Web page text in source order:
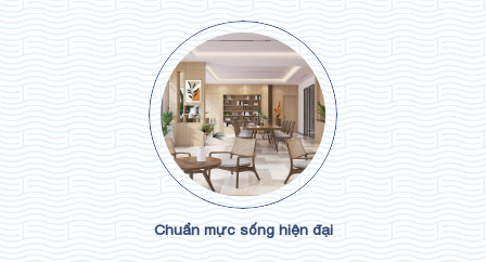
Chuẩn mực sống hiện đại